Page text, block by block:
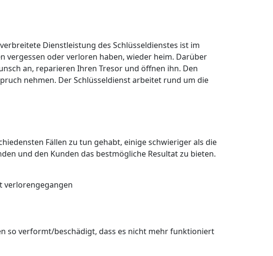
Dienstleistung des Schlüsseldienstes ist im
vergessen oder verloren haben, wieder heim. Darüber
an, reparieren Ihren Tresor und öffnen ihn. Den
nehmen. Der Schlüsseldienst arbeitet rund um die
Fällen zu tun gehabt, einige schwieriger als die
und den Kunden das bestmögliche Resultat zu bieten.
verlorengegangen
so verformt/beschädigt, dass es nicht mehr funktioniert